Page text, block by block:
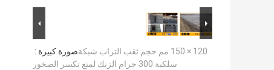
صورة كبيرة :120 × 150 مم حجم ثقب التراب شبكة
سلكية 300 جرام الزنك لمنع تكسر الصخور